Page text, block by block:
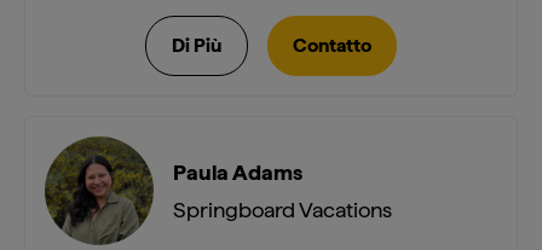
Paula Adams
Springboard Vacations